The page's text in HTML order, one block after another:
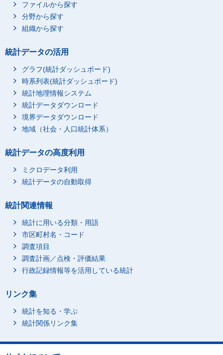
ファイルから探す
分野から探す
組織から探す
統計データの活用
グラフ(統計ダッシュボード)
時系列表(統計ダッシュボード)
統計地理情報システム
統計データダウンロード
境界データダウンロード
地域（社会・人口統計体系）
統計データの高度利用
ミクロデータ利用
統計データの自動取得
統計関連情報
統計に用いる分類・用語
市区町村名・コード
調査項目
調査計画／点検・評価結果
行政記録情報等を活用している統計
リンク集
統計を知る・学ぶ
統計関係リンク集